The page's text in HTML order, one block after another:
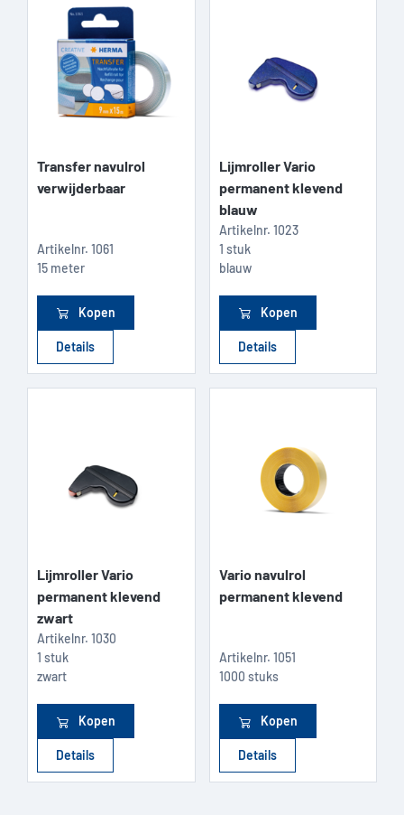
Transfer navulrol
verwijderbaar
Artikelnr. 1061
15 meter
Kopen
Details
Lijmroller Vario
permanent klevend
blauw
Artikelnr. 1023
1 stuk
blauw
Kopen
Details
Lijmroller Vario
permanent klevend
zwart
Artikelnr. 1030
1 stuk
zwart
Kopen
Details
Vario navulrol
permanent klevend
Artikelnr. 1051
1000 stuks
Kopen
Details